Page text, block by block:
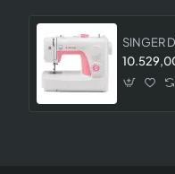
SINGER